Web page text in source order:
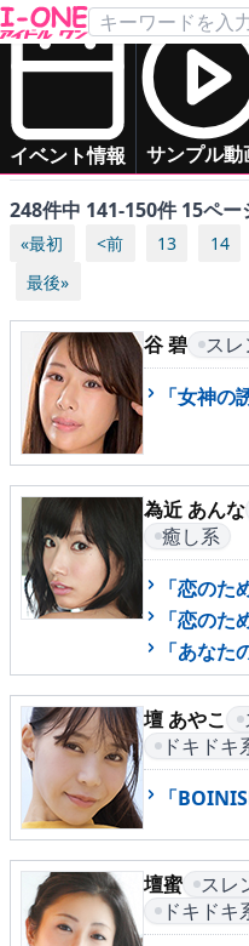
イベント情報 サンプル動
TOP
DVD
Blu-ray
サンプル動画
イベント情報
アイドル一覧
▶発売中
▶新作
▶次回作
▶制作中
▶発売年月日
「スレンダー」の アイ
すべて（五十音順）
ま
や ら わ
248件中 141-150件 15ペー
«最初 <前 13 14
最後»
谷 碧 ス
「女神の
為近 あんな
癒し系
「恋のた
「恋のた
「あなた
壇 あやこ
ドキドキ
「
壇蜜 スレ
ドキドキ